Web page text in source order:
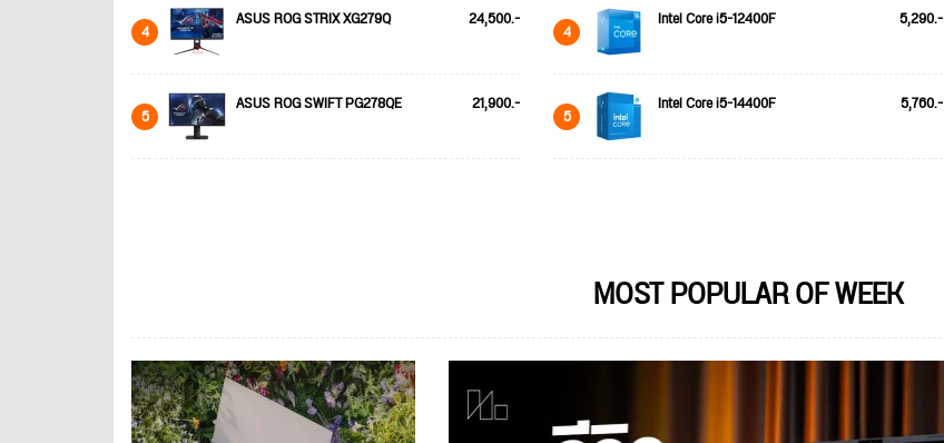
4 ASUS ROG STRIX XG279Q 24,500.-
5 ASUS ROG SWIFT PG278QE 21,900.-
4 Intel Core i5-12400F 5,290.-
5 Intel Core i5-14400F 5,760.-
MOST POPULAR OF WEEK